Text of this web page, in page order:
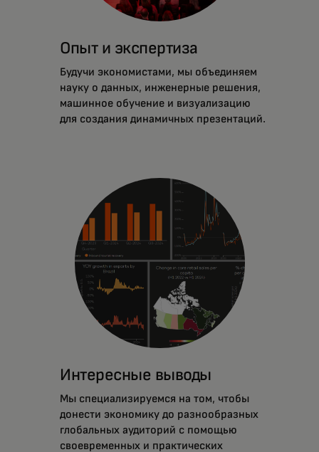
Опыт и экспертиза
Будучи экономистами, мы объединяем
науку о данных, инженерные решения,
машинное обучение и визуализацию
для создания динамичных презентаций.
Интересные выводы
Мы специализируемся на том, чтобы
донести экономику до разнообразных
глобальных аудиторий с помощью
своевременных и практических